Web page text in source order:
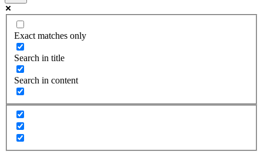
Exact matches only
Search in title
Search in content